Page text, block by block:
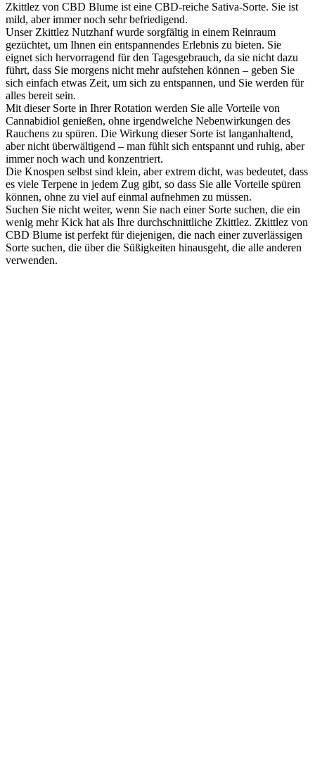
Zkittlez von CBD Blume ist eine CBD-reiche Sativa-Sorte. Sie ist
mild, aber immer noch sehr befriedigend.
Unser Zkittlez Nutzhanf wurde sorgfältig in einem Reinraum
gezüchtet, um Ihnen ein entspannendes Erlebnis zu bieten. Sie
eignet sich hervorragend für den Tagesgebrauch, da sie nicht dazu
führt, dass Sie morgens nicht mehr aufstehen können – geben Sie
sich einfach etwas Zeit, um sich zu entspannen, und Sie werden für
alles bereit sein.
Mit dieser Sorte in Ihrer Rotation werden Sie alle Vorteile von
Cannabidiol genießen, ohne irgendwelche Nebenwirkungen des
Rauchens zu spüren. Die Wirkung dieser Sorte ist langanhaltend,
aber nicht überwältigend – man fühlt sich entspannt und ruhig, aber
immer noch wach und konzentriert.
Die Knospen selbst sind klein, aber extrem dicht, was bedeutet, dass
es viele Terpene in jedem Zug gibt, so dass Sie alle Vorteile spüren
können, ohne zu viel auf einmal aufnehmen zu müssen.
Suchen Sie nicht weiter, wenn Sie nach einer Sorte suchen, die ein
wenig mehr Kick hat als Ihre durchschnittliche Zkittlez. Zkittlez von
CBD Blume ist perfekt für diejenigen, die nach einer zuverlässigen
Sorte suchen, die über die Süßigkeiten hinausgeht, die alle anderen
verwenden.